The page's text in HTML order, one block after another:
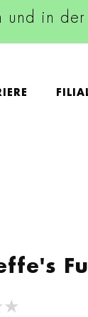
und in